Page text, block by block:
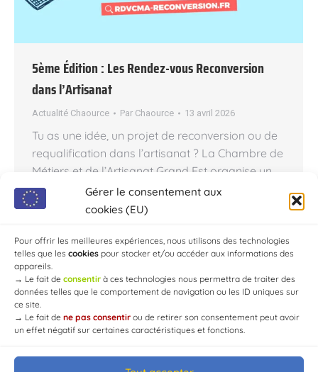
Gérer le consentement aux
cookies (EU)
Pour offrir les meilleures expériences, nous utilisons des technologies
telles que les cookies pour stocker et/ou accéder aux informations des
appareils.
→ Le fait de consentir à ces technologies nous permettra de traiter des
données telles que le comportement de navigation ou les ID uniques sur
ce site.
→ Le fait de ne pas consentir ou de retirer son consentement peut avoir
un effet négatif sur certaines caractéristiques et fonctions.
5ème Édition : Les Rendez-vous Reconversion
dans l’Artisanat
Actualité Chaource Par Chaource 13 avril 2026
Tu as une idée, un projet de reconversion ou de
requalification dans l’artisanat ? La Chambre de
Métiers et de l’Artisanat Grand Est organise un
événement dédié pour t’aider à dessiner ta
nouvelle vie professionnelle. Un événement
peux pas te déplacer, profite d’une…